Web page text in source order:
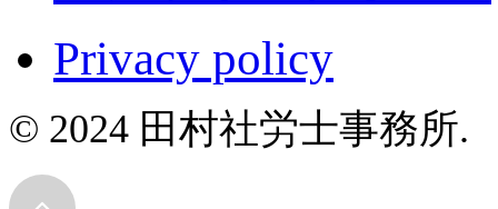
Privacy policy
© 2024 田村社労士事務所.